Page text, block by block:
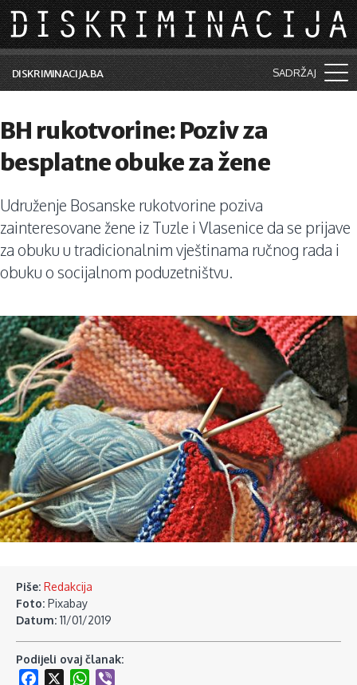
Skip to main content
DISKRIMINACIJA.BA SADRŽAJ
Vijesti i događaji
Aktuelne teme
Kolumne
Lične priče
Saradnja sa medijima
BH rukotvorine: Poziv za
besplatne obuke za žene
Udruženje Bosanske rukotvorine poziva
zainteresovane žene iz Tuzle i Vlasenice da se prijave
za obuku u tradicionalnim vještinama ručnog rada i
obuku o socijalnom poduzetništvu.
Piše: Redakcija
Foto: Pixabay
Datum: 11/01/2019
Podijeli ovaj članak:
Facebook
WhatsApp